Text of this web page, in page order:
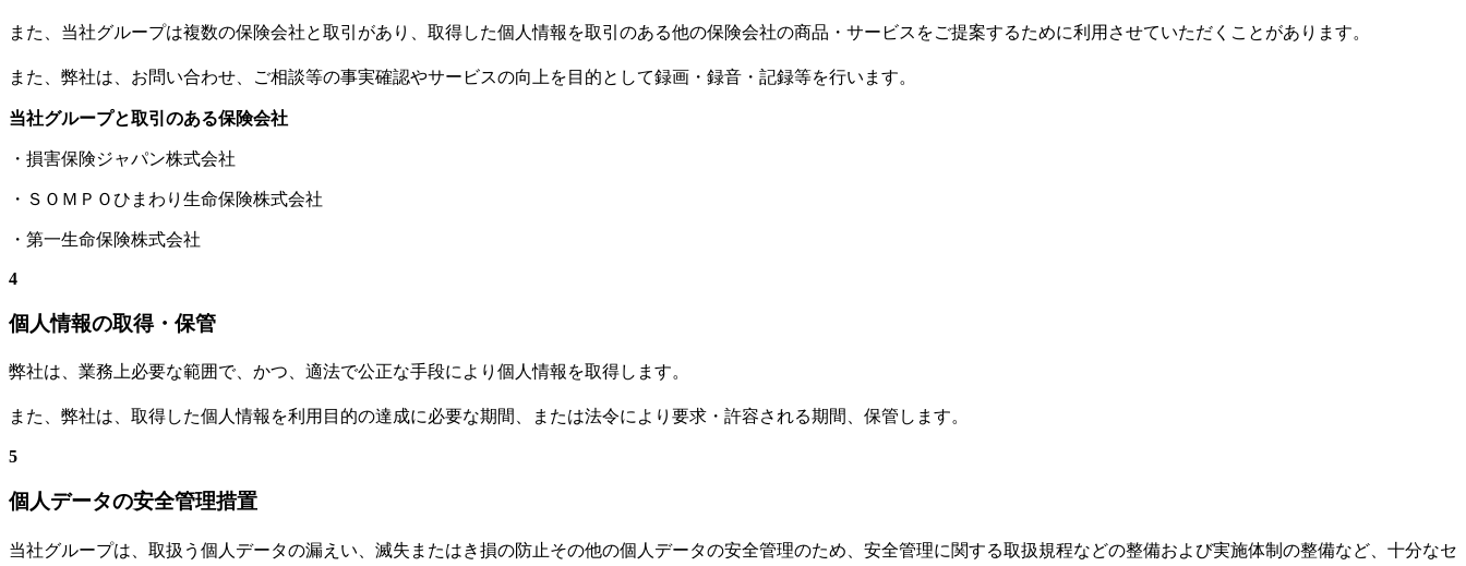
また、当社グループは複数の保険会社と取引があり、取得した個人情報を取引のある他の保険会社の商品・サービスをご提案するために利用させていただくことがあります。
また、弊社は、お問い合わせ、ご相談等の事実確認やサービスの向上を目的として録画・録音・記録等を行います。
当社グループと取引のある保険会社
・損害保険ジャパン株式会社
・ＳＯＭＰＯひまわり生命保険株式会社
・第一生命保険株式会社
4
個人情報の取得・保管
弊社は、業務上必要な範囲で、かつ、適法で公正な手段により個人情報を取得します。
また、弊社は、取得した個人情報を利用目的の達成に必要な期間、または法令により要求・許容される期間、保管します。
5
個人データの安全管理措置
当社グループは、取扱う個人データの漏えい、滅失またはき損の防止その他の個人データの安全管理のため、安全管理に関する取扱規程などの整備および実施体制の整備など、十分なセ